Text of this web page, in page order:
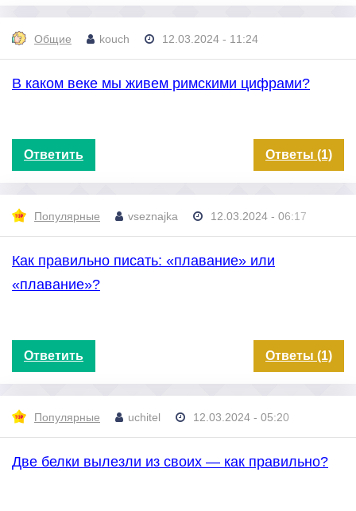
Общие kouch 12.03.2024 - 11:24
В каком веке мы живем римскими цифрами?
Ответить Ответы (1)
Популярные vseznajka 12.03.2024 - 06:17
Как правильно писать: «плавание» или
«плавание»?
Ответить Ответы (1)
Популярные uchitel 12.03.2024 - 05:20
Две белки вылезли из своих — как правильно?